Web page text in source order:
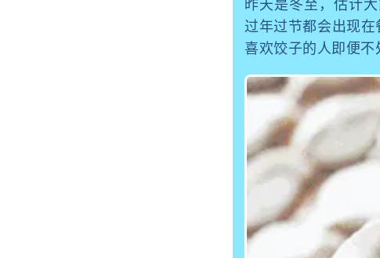
昨天是冬至，估计
过年过节都会出现在
喜欢饺子的人即便不